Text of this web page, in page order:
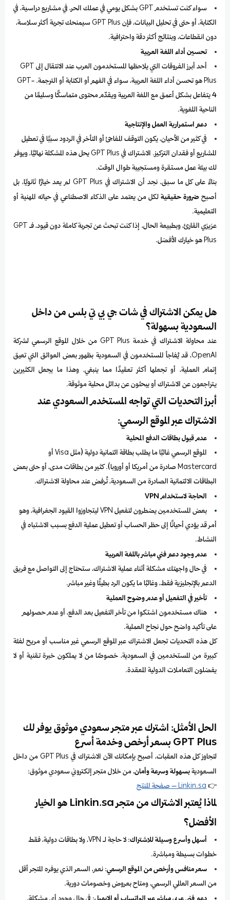
سواء كنت تستخدم GPT بشكل يومي في عملك الحر، في مشاريع دراسية، في
الكتابة، أو حتى في تحليل البيانات، فإن GPT Plus سيمنحك تجربة أكثر سلاسة،
دون انقطاعات، وبنتائج أكثر دقة واحترافية.
تحسين أداء اللغة العربية
أحد أبرز الفروقات التي يلاحظها المستخدمون العرب عند الانتقال إلى GPT
Plus هو تحسن أداء اللغة العربية، سواء في الفهم أو الكتابة أو الترجمة. GPT-
4 يتفاعل بشكل أعمق مع اللغة العربية ويقدّم محتوى متماسكًا وسليمًا من
الناحية اللغوية.
دعم استمرارية العمل والإنتاجية
في كثير من الأحيان، يكون التوقف المفاجئ أو التأخر في الردود سببًا في تعطيل
المشاريع أو فقدان التركيز. الاشتراك في GPT Plus يحل هذه المشكلة نهائيًا، ويوفر
لك بيئة عمل مستقرة ومستجيبة طوال الوقت.
بناءً على كل ما سبق، نجد أن الاشتراك في GPT Plus لم يعد خيارًا ثانويًا، بل
أصبح ضرورة حقيقية لكل من يعتمد على الذكاء الاصطناعي في حياته المهنية أو
التعليمية.
عزيزي القارئ، وبطبيعة الحال، إذا كنت تبحث عن تجربة كاملة دون قيود، فـ GPT
Plus هو خيارك الأفضل.
هل يمكن الاشتراك في شات جي بي تي بلس من داخل
السعودية بسهولة؟
عند محاولة الاشتراك في خدمة GPT Plus من خلال الموقع الرسمي لشركة
OpenAI، قد يُفاجأ المستخدمون في السعودية بظهور بعض العوائق التي تعيق
إتمام العملية، أو تجعلها أكثر تعقيدًا مما ينبغي. وهذا ما يجعل الكثيرين
يتراجعون عن الاشتراك أو يبحثون عن بدائل محلية موثوقة.
أبرز التحديات التي تواجه المستخدم السعودي عند
الاشتراك عبر الموقع الرسمي:
عدم قبول بطاقات الدفع المحلية
الموقع الرسمي غالبًا ما يطلب بطاقة ائتمانية دولية (مثل Visa أو
Mastercard صادرة من أمريكا أو أوروبا). كثير من بطاقات مدى، أو حتى بعض
البطاقات الائتمانية الصادرة من السعودية، تُرفض عند محاولة الاشتراك.
الحاجة لاستخدام VPN
بعض المستخدمين يضطرون لتفعيل VPN ليتجاوزوا القيود الجغرافية، وهو
أمر قد يؤدي أحيانًا إلى حظر الحساب أو تعطيل عملية الدفع بسبب الاشتباه في
النشاط.
عدم وجود دعم فني مباشر باللغة العربية
في حال واجهتك مشكلة أثناء عملية الاشتراك، ستحتاج إلى التواصل مع فريق
الدعم بالإنجليزية فقط، وغالبًا ما يكون الرد بطيئًا وغير مباشر.
تأخير في التفعيل أو عدم وضوح العملية
هناك مستخدمون اشتكوا من تأخر التفعيل بعد الدفع، أو عدم حصولهم
على تأكيد واضح حول نجاح العملية.
كل هذه التحديات تجعل الاشتراك عبر الموقع الرسمي غير مناسب أو مريح لفئة
كبيرة من المستخدمين في السعودية، خصوصًا من لا يملكون خبرة تقنية أو لا
يفضلون التعاملات الدولية المعقدة.
الحل الأمثل: اشترك عبر متجر سعودي موثوق يوفر لك
GPT Plus بسعر أرخص وخدمة أسرع
لتجاوز كل هذه العقبات، أصبح بإمكانك الآن الاشتراك في GPT Plus من داخل
السعوديةبسهولة وسرعة وأمان، من خلال متجر إلكتروني سعودي موثوق:
👉Linkin.sa – صفحة المنتج
لماذا يُعتبر الاشتراك من متجر Linkin.sa هو الخيار
الأفضل؟
أسهل وأسرع وسيلة للاشتراك
: لا حاجة لـ VPN، ولا بطاقات دولية، فقط
خطوات بسيطة ومباشرة.
سعر منافس وأرخص من الموقع الرسمي: نعم، السعر الذي يوفره المتجر أقل
من السعر العالمي الرسمي، ومتاح بعروض وخصومات دورية.